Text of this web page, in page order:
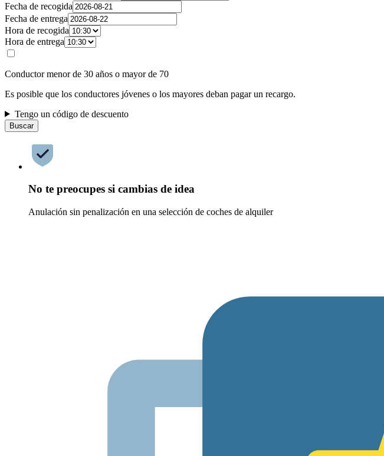
Fecha de recogida
Fecha de entrega
Hora de recogida
Hora de entrega
Conductor menor de 30 años o mayor de 70
Es posible que los conductores jóvenes o los mayores deban pagar un recargo.
Tengo un código de descuento
Buscar
No te preocupes si cambias de idea
Anulación sin penalización en una selección de coches de alquiler